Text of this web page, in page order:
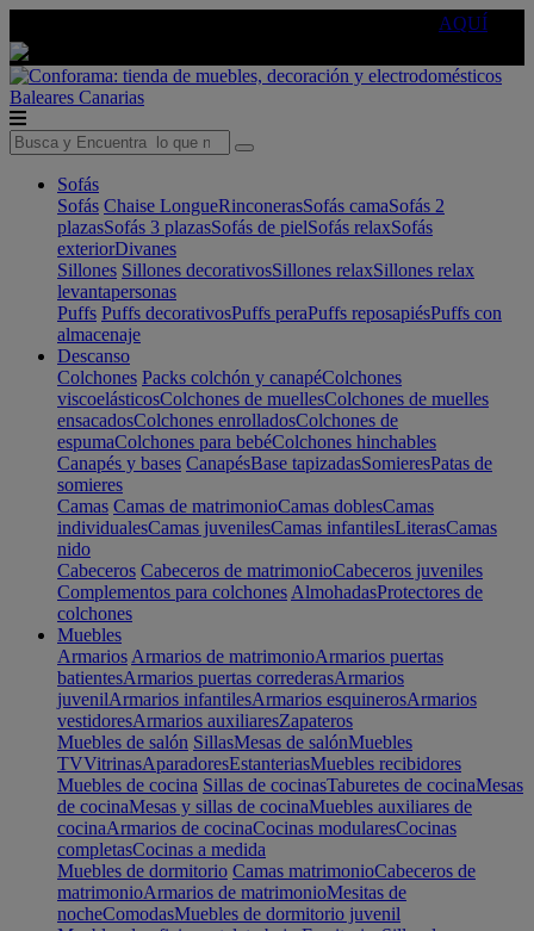
AQUÍ
Baleares Canarias
Sofás
Sofás Chaise LongueRinconerasSofás camaSofás 2
plazasSofás 3 plazasSofás de pielSofás relaxSofás
exteriorDivanes
Sillones Sillones decorativosSillones relaxSillones relax
levantapersonas
Puffs Puffs decorativosPuffs peraPuffs reposapiésPuffs con
almacenaje
Descanso
Colchones Packs colchón y canapéColchones
viscoelásticosColchones de muellesColchones de muelles
ensacadosColchones enrolladosColchones de
espumaColchones para bebéColchones hinchables
Canapés y bases CanapésBase tapizadasSomieresPatas de
somieres
Camas Camas de matrimonioCamas doblesCamas
individualesCamas juvenilesCamas infantilesLiterasCamas
nido
Cabeceros Cabeceros de matrimonioCabeceros juveniles
Complementos para colchones AlmohadasProtectores de
colchones
Muebles
Armarios Armarios de matrimonioArmarios puertas
batientesArmarios puertas correderasArmarios
juvenilArmarios infantilesArmarios esquinerosArmarios
vestidoresArmarios auxiliaresZapateros
Muebles de salón SillasMesas de salónMuebles
TVVitrinasAparadoresEstanteriasMuebles recibidores
Muebles de cocina Sillas de cocinasTaburetes de cocinaMesas
de cocinaMesas y sillas de cocinaMuebles auxiliares de
cocinaArmarios de cocinaCocinas modularesCocinas
completasCocinas a medida
Muebles de dormitorio Camas matrimonioCabeceros de
matrimonioArmarios de matrimonioMesitas de
nocheComodasMuebles de dormitorio juvenil